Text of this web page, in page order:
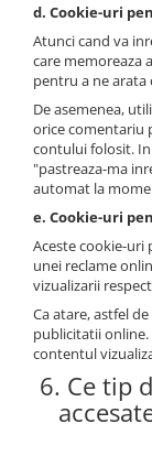
d. Cookie-uri
Atunci cand va
care memoreaza
pentru a ne
De asemenea,
orice comentariu
contului folosit.
"pastreaza-ma
automat la
e. Cookie-uri
Aceste cookie-uri
unei reclame
vizualizarii
Ca atare, astfel
publicitatii
contentul
6. Ce tip